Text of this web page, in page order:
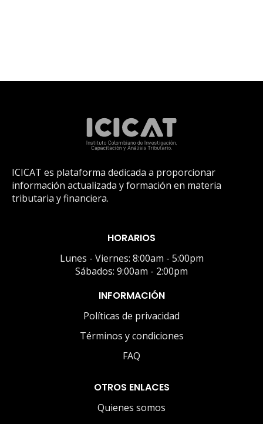
ICICAT es plataforma dedicada a proporcionar
información actualizada y formación en materia
tributaria y financiera.
HORARIOS
Lunes - Viernes: 8:00am - 5:00pm
Sábados: 9:00am - 2:00pm
INFORMACIÓN
Políticas de privacidad
Términos y condiciones
FAQ
OTROS ENLACES
Quienes somos